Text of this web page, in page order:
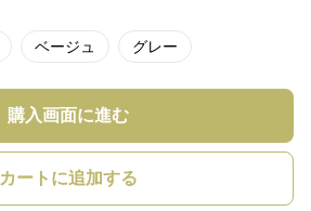
ベージュ グレー
購入画面に進む
カートに追加する